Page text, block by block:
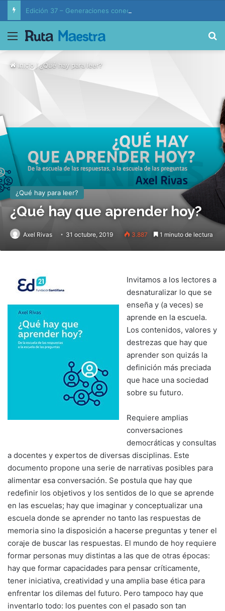
Menú
Inicio /¿Qué hay para leer?
¿Qué hay para leer?
¿Qué hay que aprender hoy?
Axel Rivas 31 octubre, 2019 3.887 1 minuto de lectura
Invitamos a los lectores a
desnaturalizar lo que se
enseña y (a veces) se
aprende en la escuela.
Los contenidos, valores y
destrezas que hay que
aprender son quizás la
definición más preciada
que hace una sociedad
sobre su futuro.
Requiere amplias
conversaciones
democráticas y consultas
a docentes y expertos de diversas disciplinas. Este
documento propone una serie de narrativas posibles para
alimentar esa conversación. Se postula que hay que
redefinir los objetivos y los sentidos de lo que se aprende
en las escuelas; hay que imaginar y conceptualizar una
escuela donde se aprender no tanto las respuestas de
memoria sino la disposición a hacerse preguntas y tener el
coraje de buscar las respuestas. El mundo de hoy requiere
formar personas muy distintas a las que de otras épocas:
hay que formar capacidades para pensar críticamente,
tener iniciativa, creatividad y una amplia base ética para
enfrentar los dilemas del futuro. Pero tampoco hay que
inventarlo todo: los puentes con el pasado son tan